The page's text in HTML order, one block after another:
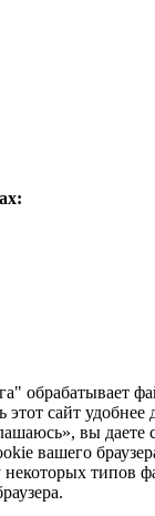
обрабатывает
сайт удобнее
вы даете
вашего
некоторых типов